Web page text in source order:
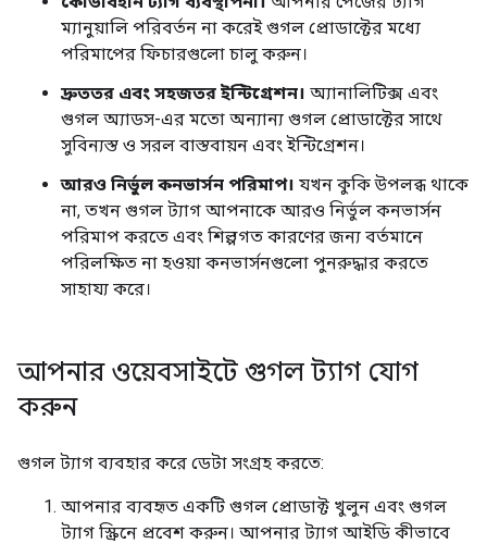
ম্যানুয়ালি পরিবর্তন না করেই গুগল প্রোডাক্টের মধ্যে
পরিমাপের ফিচারগুলো চালু করুন।
দ্রুততর এবং সহজতর ইন্টিগ্রেশন। অ্যানালিটিক্স এবং
গুগল অ্যাডস-এর মতো অন্যান্য গুগল প্রোডাক্টের সাথে
সুবিন্যস্ত ও সরল বাস্তবায়ন এবং ইন্টিগ্রেশন।
আরও নির্ভুল কনভার্সন পরিমাপ। যখন কুকি উপলব্ধ থাকে
না, তখন গুগল ট্যাগ আপনাকে আরও নির্ভুল কনভার্সন
পরিমাপ করতে এবং শিল্পগত কারণের জন্য বর্তমানে
পরিলক্ষিত না হওয়া কনভার্সনগুলো পুনরুদ্ধার করতে
সাহায্য করে।
আপনার ওয়েবসাইটে গুগল ট্যাগ যোগ
করুন
গুগল ট্যাগ ব্যবহার করে ডেটা সংগ্রহ করতে:
আপনার ব্যবহৃত একটি গুগল প্রোডাক্ট খুলুন এবং গুগল
ট্যাগ স্ক্রিনে প্রবেশ করুন। আপনার ট্যাগ আইডি কীভাবে